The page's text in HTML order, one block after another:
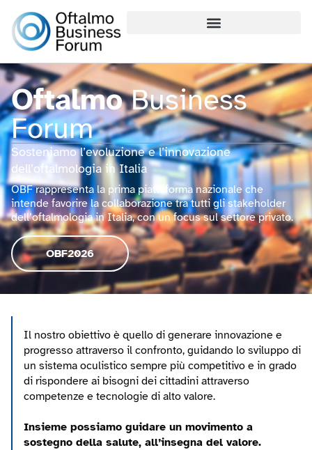
contenuto
OftalmoBusiness
Forum
Sosteniamo l’evoluzione e l’innovazione
dell’oftalmologia in Italia
OBF rappresenta la prima piattaforma nazionale che
intende favorire la collaborazione tra tutti gli stakeholder
dell’oftalmologia in Italia, con un focus sul settore privato.
OBF2026
Il nostro obiettivo è quello di generare innovazione e
progresso attraverso il confronto, guidando lo sviluppo di
un sistema oculistico sempre più competitivo e in grado
di rispondere ai bisogni dei cittadini attraverso
competenze e tecnologie di alto valore.
Insieme possiamo guidare un movimento a
sostegno della salute, all’insegna del valore.